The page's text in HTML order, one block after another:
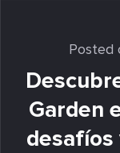
Posted
Garden
desafíos